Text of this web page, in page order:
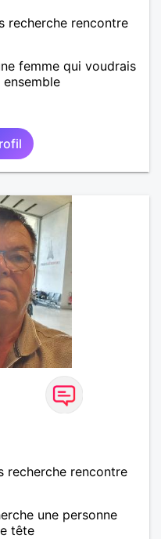
recherche rencontre
femme qui voudrais
recherche rencontre
une personne
tête